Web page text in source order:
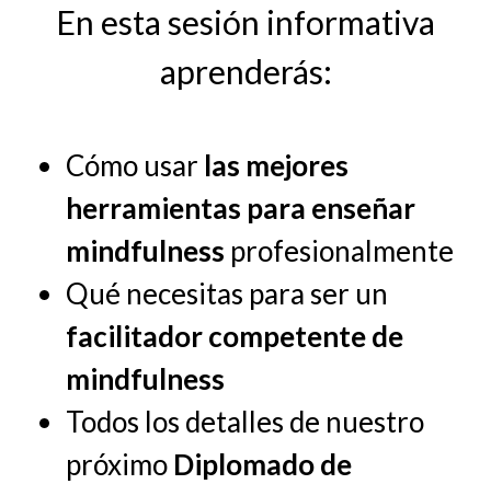
En esta sesión informativa
aprenderás:
Cómo usar las mejores
herramientas para enseñar
mindfulness profesionalmente
Qué necesitas para ser un
facilitador competente de
mindfulness
Todos los detalles de nuestro
próximo Diplomado de